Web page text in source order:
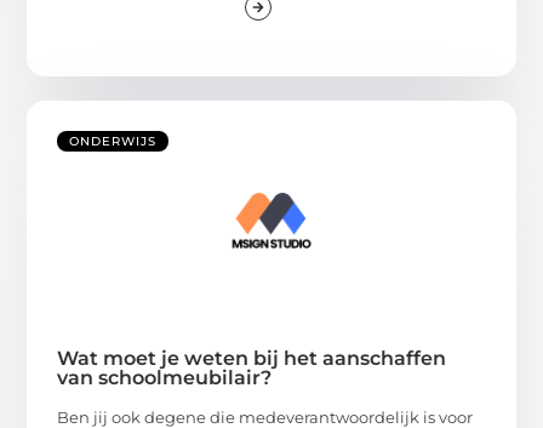
ONDERWIJS
Wat moet je weten bij het aanschaffen
van schoolmeubilair?
Ben jij ook degene die medeverantwoordelijk is voor